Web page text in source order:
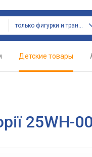
только фигурки и трансформеры
Детские товары
25WH-